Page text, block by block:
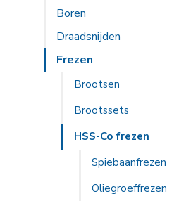
Boren
Draadsnijden
Frezen
Brootsen
Brootssets
HSS-Co frezen
Spiebaanfrezen
Oliegroeffrezen